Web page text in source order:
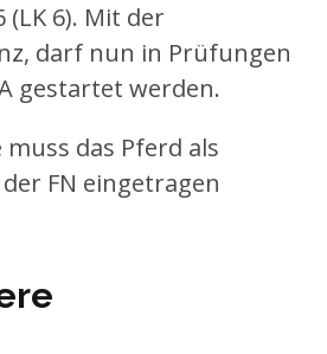
(LK 6). Mit der
darf nun in Prüfungen
gestartet werden.
das Pferd als
FN eingetragen